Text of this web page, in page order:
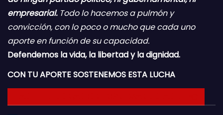
empresarial.Todo lo hacemos a pulmón y
convicción, con lo poco o mucho que cada uno
aporte en función de su capacidad.
Defendemos la vida, la libertad y la dignidad.
CON TU APORTE SOSTENEMOS ESTA LUCHA